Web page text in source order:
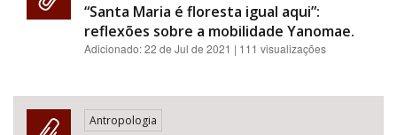
“Santa Maria é floresta igual aqui”:
reflexões sobre a mobilidade Yanomae.
Adicionado:22 de Jul de 2021 | 111 visualizações
Antropologia